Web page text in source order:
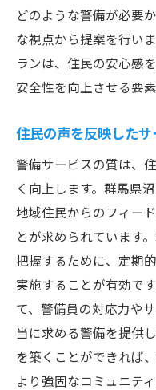
どのような警備が必要
な視点から提案を行い
ランは、住民の安心感
安全性を向上させる要素
住民の声を反映した
警備サービスの質は、
く向上します。群馬県
地域住民からのフィー
とが求められています
把握するために、定期
実施することが有効で
て、警備員の対応力や
当に求める警備を提供
を築くことができれば
より強固なコミュニテ